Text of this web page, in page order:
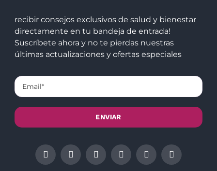
recibir consejos exclusivos de salud y bienestar
directamente en tu bandeja de entrada!
Suscríbete ahora y no te pierdas nuestras
últimas actualizaciones y ofertas especiales